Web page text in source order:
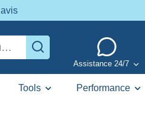
avis
Assistance 24/7
Tools Performance